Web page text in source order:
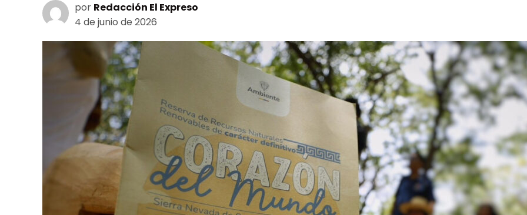
por Redacción El Expreso
4 de junio de 2026